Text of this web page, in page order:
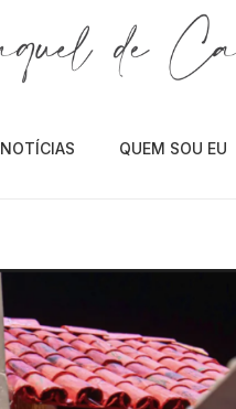
NOTÍCIAS QUEM SOU EU